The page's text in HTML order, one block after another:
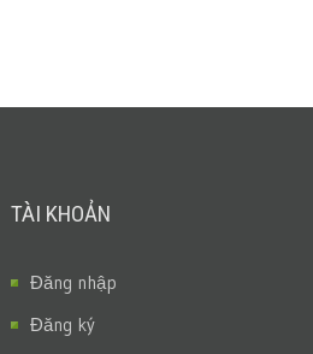
TÀI KHOẢN
Đăng nhập
Đăng ký